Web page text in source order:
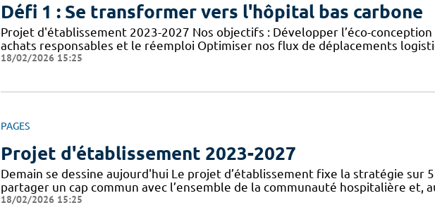
Défi 1 : Se transformer vers l'hôpital bas carbone
Projet d'établissement 2023-2027 Nos objectifs : Développer l’éco-conception
achats responsables et le réemploi Optimiser nos flux de déplacements
18/02/2026 15:25
PAGES
Projet d'établissement 2023-2027
Demain se dessine aujourd'hui Le projet d’établissement fixe la stratégie sur
partager un cap commun avec l’ensemble de la communauté hospitalière et,
18/02/2026 15:25